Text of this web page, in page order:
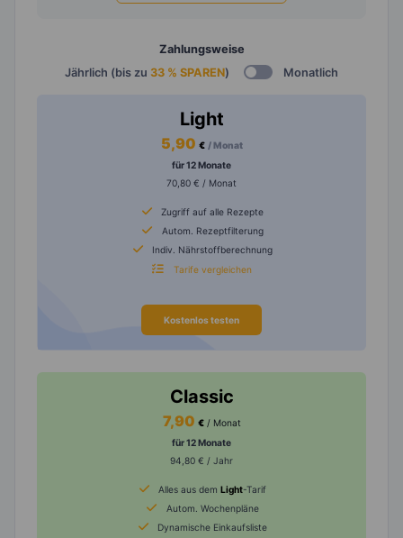
Zahlungsweise
Jährlich (bis zu 33 % SPAREN) Monatlich
Light
5,90 € / Monat
für 12 Monate
70,80 € / Monat
Zugriff auf alle Rezepte
Autom. Rezeptfilterung
Indiv. Nährstoffberechnung
Tarife vergleichen
Kostenlos testen
Classic
7,90 € / Monat
für 12 Monate
94,80 € / Jahr
Alles aus dem Light-Tarif
Autom. Wochenpläne
Dynamische Einkaufsliste